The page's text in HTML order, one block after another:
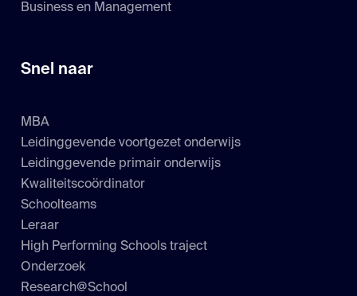
Business en Management
Snel naar
MBA
Leidinggevende voortgezet onderwijs
Leidinggevende primair onderwijs
Kwaliteitscoördinator
Schoolteams
Leraar
High Performing Schools traject
Onderzoek
Research@School